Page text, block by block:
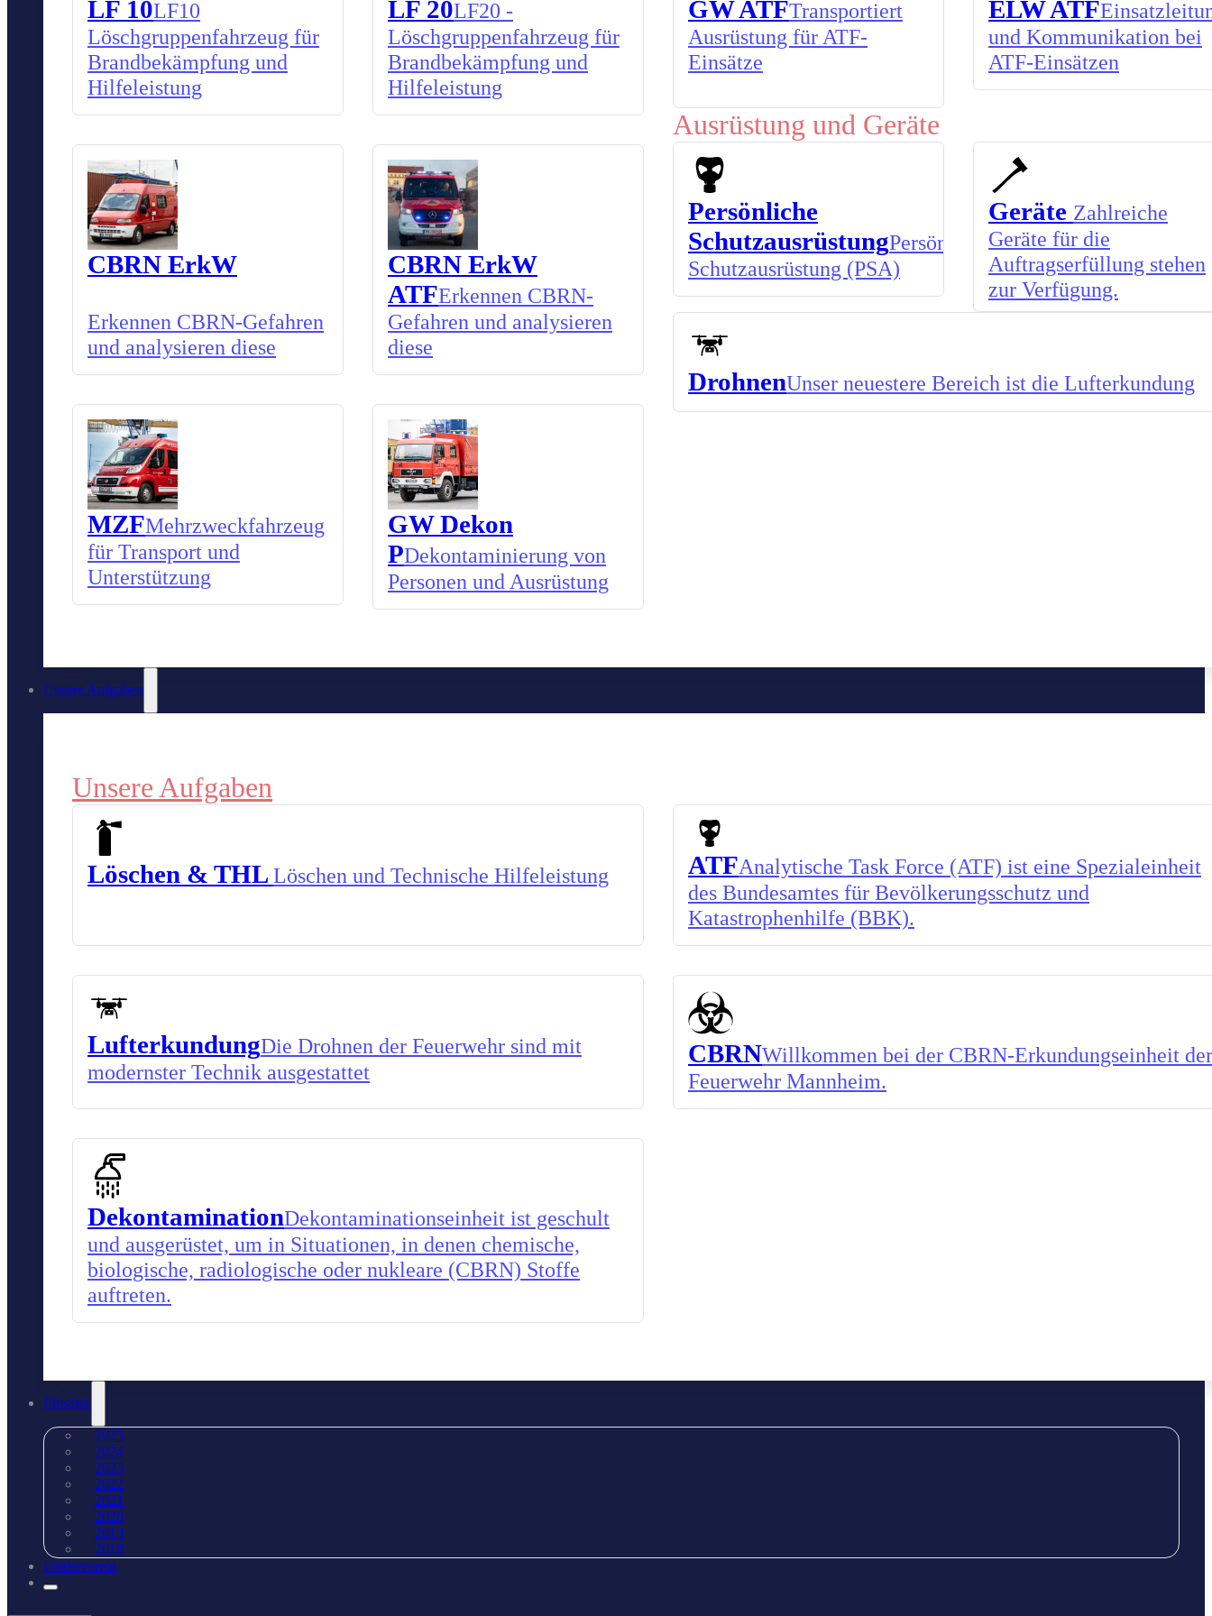
LF 10LF10
Löschgruppenfahrzeug für
Brandbekämpfung und
Hilfeleistung
LF 20LF20 -
Löschgruppenfahrzeug für
Brandbekämpfung und
Hilfeleistung
CBRN ErkW
Erkennen CBRN-Gefahren
und analysieren diese
CBRN ErkW
ATFErkennen CBRN-
Gefahren und analysieren
diese
MZFMehrzweckfahrzeug
für Transport und
Unterstützung
GW Dekon
PDekontaminierung von
Personen und Ausrüstung
GW ATFTransportiert
Ausrüstung für ATF-
Einsätze
ELW ATF
und Kommunikation bei
ATF-Einsätzen
Ausrüstung und Geräte
Persönliche
SchutzausrüstungPersönliche
Schutzausrüstung (PSA)
Geräte Zahlreiche
Geräte für die
Auftragserfüllung stehen
zur Verfügung.
DrohnenUnser neuestere Bereich ist die Lufterkundung
Unsere Aufgaben
Unsere Aufgaben
Löschen & THL Löschen und Technische Hilfeleistung ATFAnalytische Task Force (ATF) ist eine Spezialeinheit
des Bundesamtes für Bevölkerungsschutz und
Katastrophenhilfe (BBK).
LufterkundungDie Drohnen der Feuerwehr sind mit
modernster Technik ausgestattet
CBRNWillkommen bei der CBRN-Erkundungseinheit der
Feuerwehr Mannheim.
DekontaminationDekontaminationseinheit ist geschult
und ausgerüstet, um in Situationen, in denen chemische,
biologische, radiologische oder nukleare (CBRN) Stoffe
auftreten.
Einsätze
2025
2024
2023
2022
2021
2020
2019
2018
Förderverein